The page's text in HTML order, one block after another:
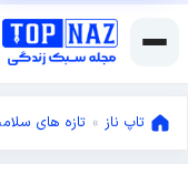
تاپ ناز » تازه های